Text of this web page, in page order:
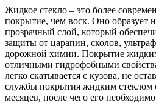
Жидкое стекло – это более
покрытие, чем воск. Оно образует
прозрачный слой, который
защиты от царапин, сколов,
дорожной химии. Покрытие
отличными гидрофобными
легко скатывается с кузова, не
службы покрытия жидким стеклом
месяцев, после чего его